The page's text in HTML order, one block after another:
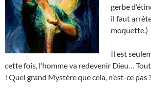
gerbe
il faut
moquette.)
Il est
cette fois, l’homme va redevenir Dieu…
! Quel grand Mystère que cela, n’est-ce pas ?